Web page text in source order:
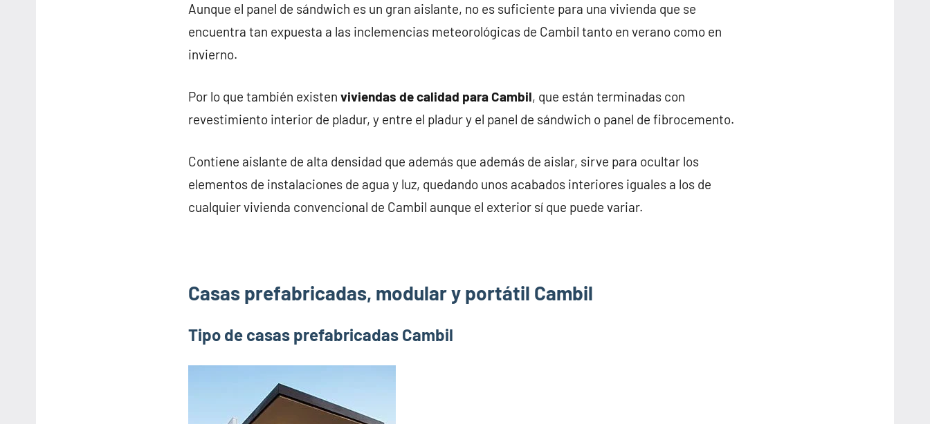
Aunque el panel de sándwich es un gran aislante, no es suficiente para una vivienda que se
encuentra tan expuesta a las inclemencias meteorológicas de Cambil tanto en verano como en
invierno.
Por lo que también existen viviendas de calidad para Cambil, que están terminadas con
revestimiento interior de pladur, y entre el pladur y el panel de sándwich o panel de fibrocemento.
Contiene aislante de alta densidad que además que además de aislar, sirve para ocultar los
elementos de instalaciones de agua y luz, quedando unos acabados interiores iguales a los de
cualquier vivienda convencional de Cambil aunque el exterior sí que puede variar.
Casas prefabricadas, modular y portátil Cambil
Tipo de casas prefabricadas Cambil